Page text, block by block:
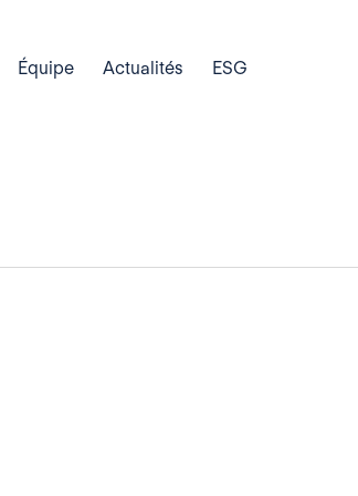
Équipe Actualités ESG